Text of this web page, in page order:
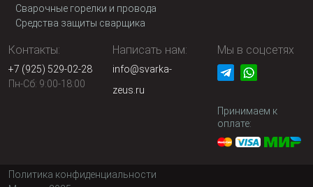
Сварочные горелки и провода
Средства защиты сварщика
Контакты:
+7 (925) 529-02-28
Пн-Сб: 9:00-18:00
Написать нам:
info@svarka-
zeus.ru
Мы в соцсетях
Принимаем к
оплате:
Политика конфиденциальности